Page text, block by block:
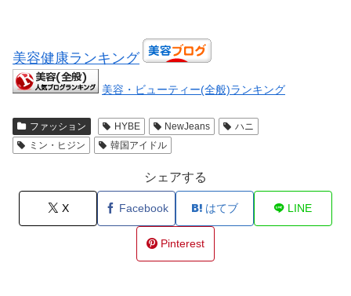
美容健康ランキング
美容・ビューティー(全般)ランキング
ファッション HYBE NewJeans
ハニ
ミン・ヒジン
韓国アイドル
シェアする
X Facebook はてブ LINE
Pinterest